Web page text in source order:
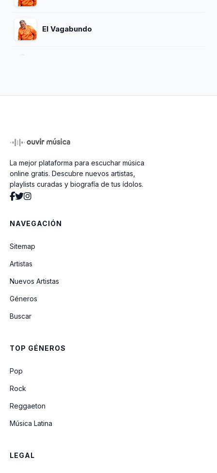
El Vagabundo
Una Opinion
Leydi Mary
La mejor plataforma para escuchar música
online gratis. Descubre nuevos artistas,
playlists curadas y biografía de tus ídolos.
NAVEGACIÓN
Sitemap
Artistas
Nuevos Artistas
Géneros
Buscar
TOP GÉNEROS
Pop
Rock
Reggaeton
Música Latina
LEGAL